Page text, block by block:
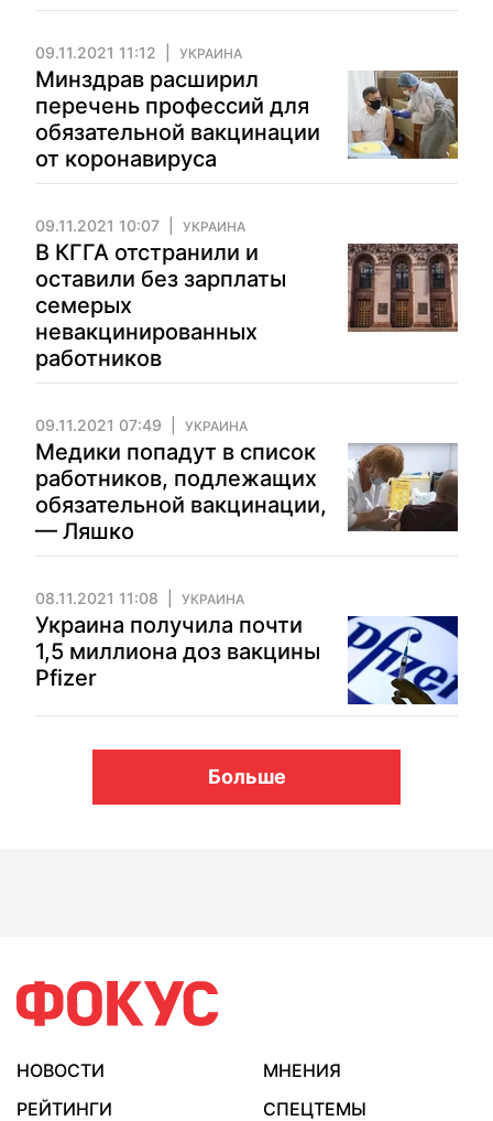
09.11.2021 11:12 УКРАИНА
Минздрав расширил
перечень профессий для
обязательной вакцинации
от коронавируса
09.11.2021 10:07 УКРАИНА
В КГГА отстранили и
оставили без зарплаты
семерых
невакцинированных
работников
09.11.2021 07:49 УКРАИНА
Медики попадут в список
работников, подлежащих
обязательной вакцинации,
— Ляшко
08.11.2021 11:08 УКРАИНА
Украина получила почти
1,5 миллиона доз вакцины
Pfizer
Больше
НОВОСТИ
МНЕНИЯ
РЕЙТИНГИ
СПЕЦТЕМЫ